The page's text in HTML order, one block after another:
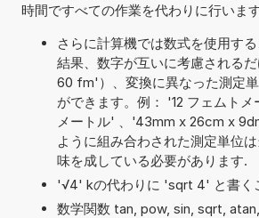
時間ですべての作業を代わりに行いま
さらに計算機では数式を使用す
結果、数字が互いに考慮される
60 fm'）、変換に異なった測定
ができます。例： '12 フェムト
メートル' 、'43mm x 26cm x
ように組み合わされた測定単位
味を成している必要があります.
'√4' kの代わりに 'sqrt 4' と書く
数学関数 tan, pow, sin, sqrt,